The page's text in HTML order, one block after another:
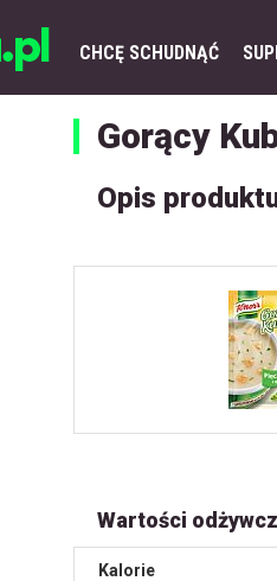
CHCĘ SCHUDNĄĆ
Gorący
Opis
Wartości
Kalorie